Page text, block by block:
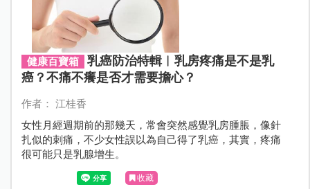
健康百寶箱
乳癌防治特輯︱乳房疼痛是不是乳
癌？不痛不癢是否才需要擔心？
作者： 江桂香
女性月經週期前的那幾天，常會突然感覺乳房腫脹，像針
扎似的刺痛，不少女性誤以為自己得了乳癌，其實，疼痛
很可能只是乳腺增生。
收藏